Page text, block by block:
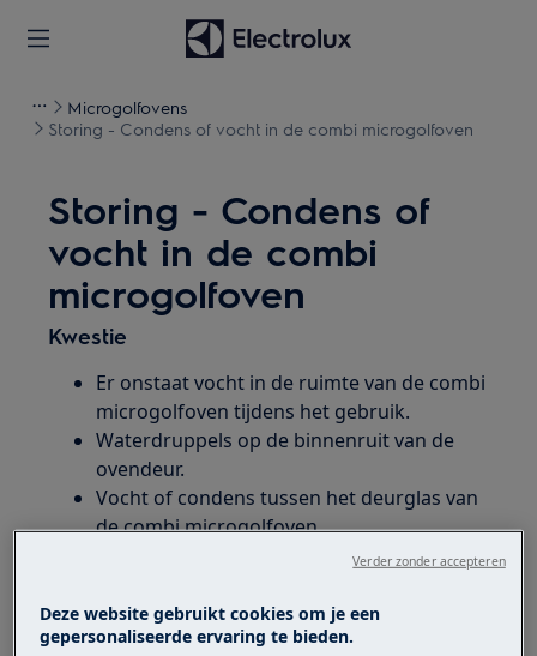
Microgolfovens
Storing - Condens of vocht in de combi microgolfoven
Storing - Condens of
vocht in de combi
microgolfoven
Kwestie
Er onstaat vocht in de ruimte van de combi
microgolfoven tijdens het gebruik.
Waterdruppels op de binnenruit van de
ovendeur.
Vocht of condens tussen het deurglas van
de combi microgolfoven.
Vocht of condens lekt uit de deur van de
Hoe reinig ik de binnenkant van mijn
(combi) microgolfoven?
Deze website gebruikt cookies om je een
gepersonaliseerde ervaring te bieden.
Verder zonder accepteren